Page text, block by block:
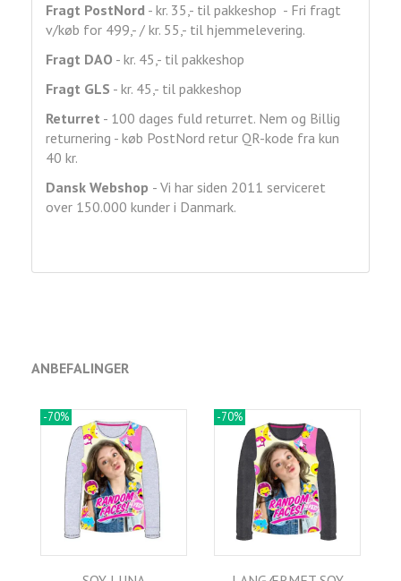
Fragt PostNord - kr. 35,- til pakkeshop - Fri fragt
v/køb for 499,- / kr. 55,- til hjemmelevering.
Fragt DAO - kr. 45,- til pakkeshop
Fragt GLS - kr. 45,- til pakkeshop
Returret - 100 dages fuld returret. Nem og Billig
returnering - køb PostNord retur QR-kode fra kun
40 kr.
Dansk Webshop - Vi har siden 2011 serviceret
over 150.000 kunder i Danmark.
ANBEFALINGER
-70% -70%